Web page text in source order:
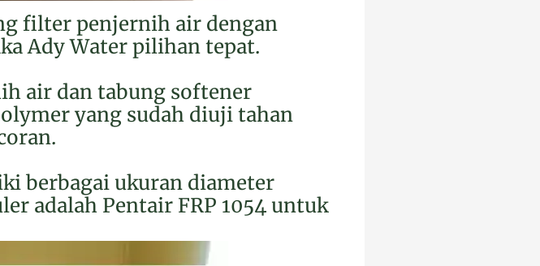
filter penjernih air dengan
Ady Water pilihan tepat.
air dan tabung softener
yang sudah diuji tahan
berbagai ukuran diameter
adalah Pentair FRP 1054 untuk